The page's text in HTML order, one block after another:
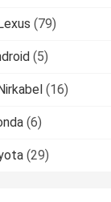
(79)
(5)
(16)
(6)
(29)